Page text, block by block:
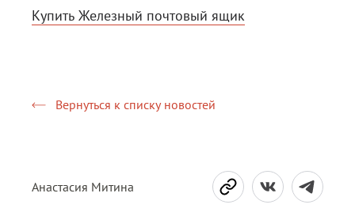
Купить Железный почтовый ящик
Вернуться к списку новостей
Анастасия Митина